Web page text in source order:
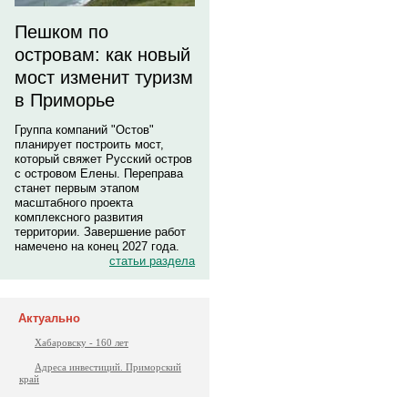
Пешком по
островам: как новый
мост изменит туризм
в Приморье
Группа компаний "Остов"
планирует построить мост,
который свяжет Русский остров
с островом Елены. Переправа
станет первым этапом
масштабного проекта
комплексного развития
территории. Завершение работ
намечено на конец 2027 года.
статьи раздела
Актуально
Хабаровску - 160 лет
Адреса инвестиций. Приморский
край